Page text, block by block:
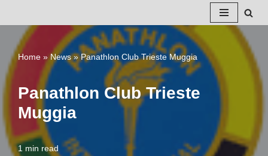
Vai
al
contenuto
Home »News»Panathlon Club Trieste Muggia
Panathlon Club Trieste
Muggia
1 min read